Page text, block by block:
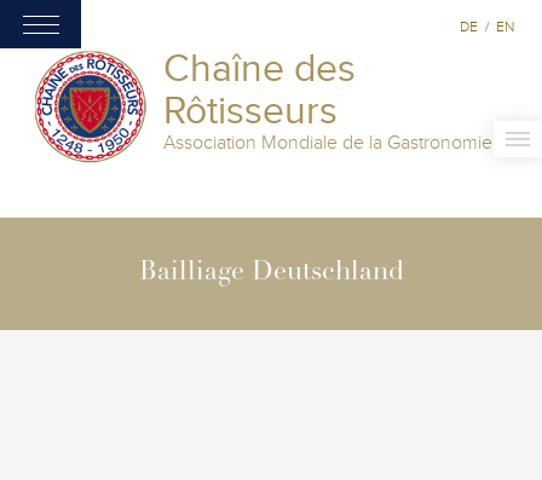
Chaîne des
Rôtisseurs
Association Mondiale de la Gastronomie
DE / EN
Bailliage Deutschland